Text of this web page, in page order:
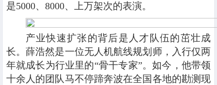
是5000、8000、上万架次的表演。
产业快速扩张的背后是人才队伍的茁壮成
长。薛浩然是一位无人机航线规划师，入行仅两
年就成长为行业里的“骨干专家”。如今，他带领
十余人的团队马不停蹄奔波在全国各地的勘测现